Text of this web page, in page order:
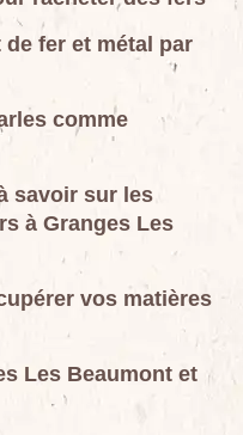
de fer et métal par
comme
savoir sur les
à Granges Les
vos matières
Les Beaumont et